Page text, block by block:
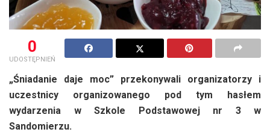
0
UDOSTĘPNIEŃ
„Śniadanie daje moc” przekonywali organizatorzy i
uczestnicy organizowanego pod tym hasłem
wydarzenia w Szkole Podstawowej nr 3 w
Sandomierzu.